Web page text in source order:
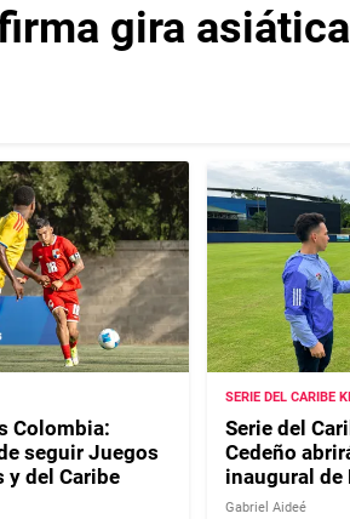
gira
Colombia:
seguir Juegos
y del Caribe
SERIE DEL CARIBE
Serie del
Cedeño
inaugural de
Gabriel Aideé